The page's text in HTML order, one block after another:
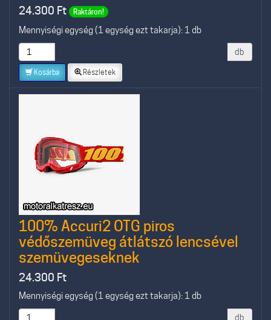
24.300 Ft Raktáron!
Mennyiségi egység (1 egység ezt takarja): 1 db
db
Kosárba Részletek
100% Accuri2 OTG piros
védőszemüveg átlátszó lencsével
szemüvegeseknek
24.300 Ft
Mennyiségi egység (1 egység ezt takarja): 1 db
db